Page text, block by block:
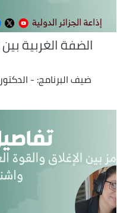
الضفة الغربية بين
ضيف البرنامج: -